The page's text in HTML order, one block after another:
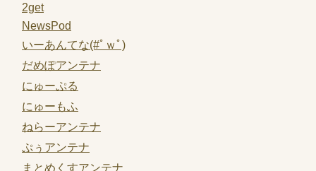
2get
NewsPod
いーあんてな(#ﾟｗﾟ)
だめぽアンテナ
にゅーぷる
にゅーもふ
ねらーアンテナ
ぷぅアンテナ
まとめくすアンテナ